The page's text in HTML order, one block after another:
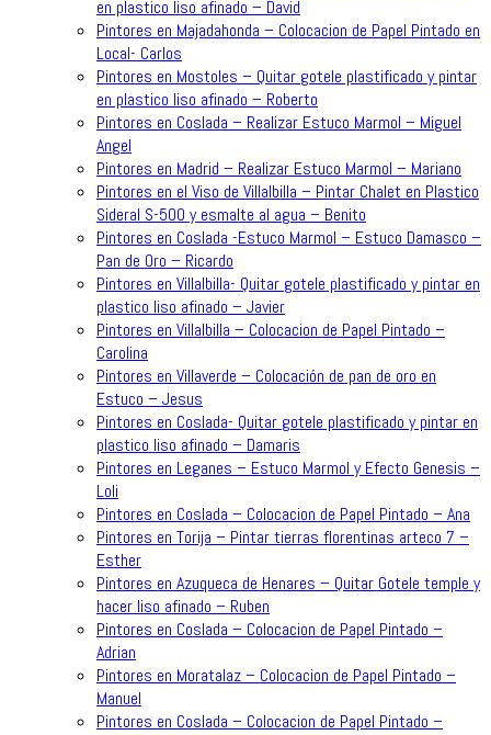
en plastico liso afinado – David
Pintores en Majadahonda – Colocacion de Papel Pintado en
Local- Carlos
Pintores en Mostoles – Quitar gotele plastificado y pintar
en plastico liso afinado – Roberto
Pintores en Coslada – Realizar Estuco Marmol – Miguel
Angel
Pintores en Madrid – Realizar Estuco Marmol – Mariano
Pintores en el Viso de Villalbilla – Pintar Chalet en Plastico
Sideral S-500 y esmalte al agua – Benito
Pintores en Coslada -Estuco Marmol – Estuco Damasco –
Pan de Oro – Ricardo
Pintores en Villalbilla- Quitar gotele plastificado y pintar en
plastico liso afinado – Javier
Pintores en Villalbilla – Colocacion de Papel Pintado –
Carolina
Pintores en Villaverde – Colocación de pan de oro en
Estuco – Jesus
Pintores en Coslada- Quitar gotele plastificado y pintar en
plastico liso afinado – Damaris
Pintores en Leganes – Estuco Marmol y Efecto Genesis –
Loli
Pintores en Coslada – Colocacion de Papel Pintado – Ana
Pintores en Torija – Pintar tierras florentinas arteco 7 –
Esther
Pintores en Azuqueca de Henares – Quitar Gotele temple y
hacer liso afinado – Ruben
Pintores en Coslada – Colocacion de Papel Pintado –
Adrian
Pintores en Moratalaz – Colocacion de Papel Pintado –
Manuel
Pintores en Coslada – Colocacion de Papel Pintado –